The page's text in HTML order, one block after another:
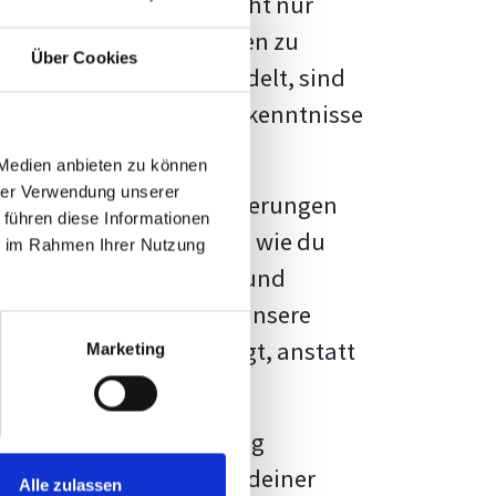
Über Cookies
anbieten zu können
Verwendung unserer
diese Informationen
Rahmen Ihrer Nutzung
Marketing
Alle zulassen
Fakten und Quellen zu
handelt, sind
und Erkenntnisse
vor diesen Herausforderungen
kannst, sondern auch, wie du
Formatierung und
Erwartungen, und unsere
Vorlage zeigt, anstatt
große Herausforderung
wird die Formatierung deiner